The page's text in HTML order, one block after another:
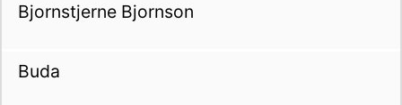
Bjornstjerne Bjornson
Buda